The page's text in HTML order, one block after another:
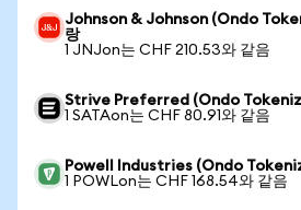
Johnson & Johnson (Ondo
랑
1 JNJon는 CHF 210.53와 같음
Strive Preferred (Ondo
1 SATAon는 CHF 80.91와 같음
Powell Industries (Ondo
1 POWLon는 CHF 168.54와 같음